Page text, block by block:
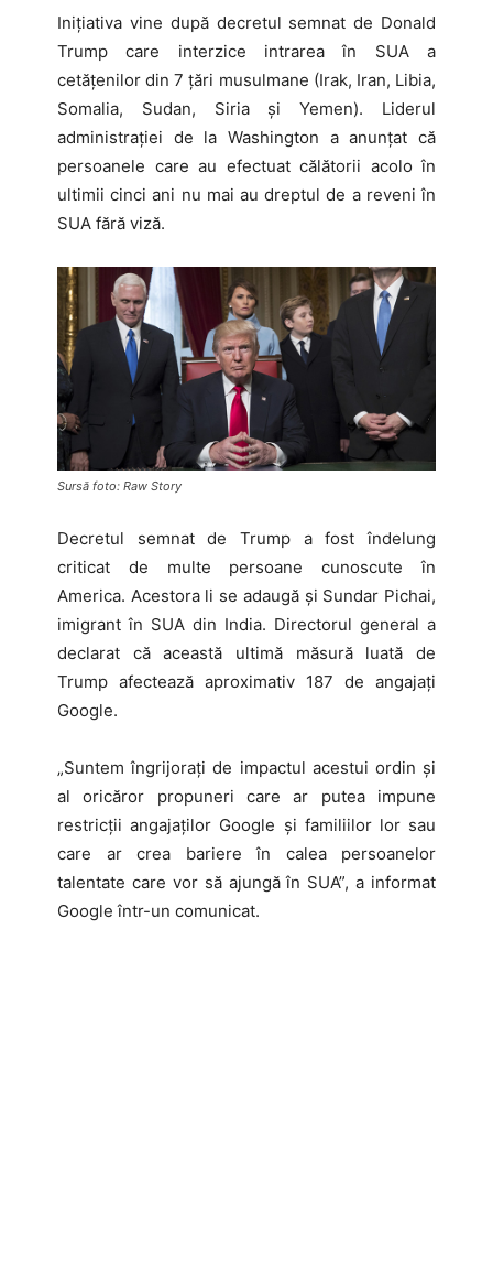
Iniţiativa vine după decretul semnat de Donald
Trump care interzice intrarea în SUA a
cetăţenilor din 7 ţări musulmane (Irak, Iran, Libia,
Somalia, Sudan, Siria și Yemen). Liderul
administraţiei de la Washington a anunţat că
persoanele care au efectuat călătorii acolo în
ultimii cinci ani nu mai au dreptul de a reveni în
SUA fără viză.
Sursă foto: Raw Story
Decretul semnat de Trump a fost îndelung
criticat de multe persoane cunoscute în
America. Acestora li se adaugă şi Sundar Pichai,
imigrant în SUA din India. Directorul general a
declarat că această ultimă măsură luată de
Trump afectează aproximativ 187 de angajaţi
Google.
„Suntem îngrijorați de impactul acestui ordin și
al oricăror propuneri care ar putea impune
restricții angajaților Google și familiilor lor sau
care ar crea bariere în calea persoanelor
talentate care vor să ajungă în SUA”, a informat
Google într-un comunicat.